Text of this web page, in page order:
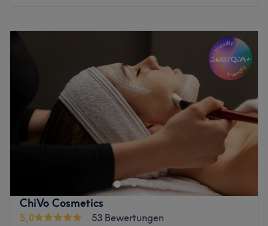
18:00
18:00
–18:00
09:00
18:00
Samstag
09:00 –15:00
Sonntag
Geschlossen
Unterstreiche deine natürliche Schönheit typgerecht. Das
Studio Beauty by Kathy in Solingen bietet dir mithilfe der
neuesten Methoden langanhaltende Beauty-Ergebnisse,
die sich sehen lassen können. Hier findest du klassische
und apparative Kosmetikbehandlungen mit
Behandlungsmethoden wie Microneedling,
Microdermabrasion und Ultraschall.
ChiVo Cosmetics
5,0
53 Bewertungen